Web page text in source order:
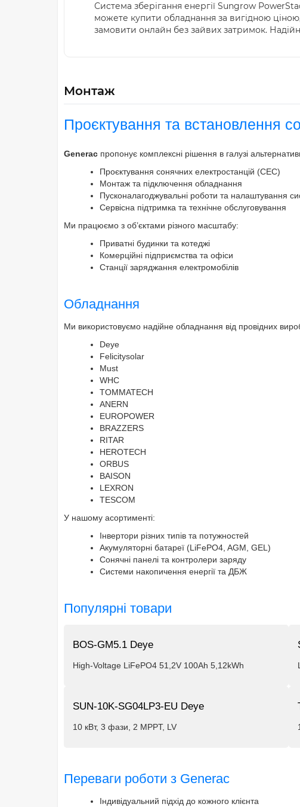
Система зберігання енергії Sungrow
можете купити обладнання за вигідною
замовити онлайн без зайвих затримок.
Монтаж
Проєктування та встановлення
Generac пропонує комплексні рішення в галузі
Проєктування сонячних електростанцій (СЕС)
Монтаж та підключення обладнання
Пусконалагоджувальні роботи та налаштування
Сервісна підтримка та технічне обслуговування
Ми працюємо з об’єктами різного масштабу:
Приватні будинки та котеджі
Комерційні підприємства та офіси
Станції заряджання електромобілів
Обладнання
Ми використовуємо надійне обладнання від провідних
Deye
Felicitysolar
Must
WHC
TOMMATECH
ANERN
EUROPOWER
BRAZZERS
RITAR
HEROTECH
ORBUS
BAISON
LEXRON
TESCOM
У нашому асортименті:
Інвертори різних типів та потужностей
Акумуляторні батареї (LiFePO4, AGM, GEL)
Сонячні панелі та контролери заряду
Системи накопичення енергії та ДБЖ
Популярні товари
BOS-GM5.1 Deye
High-Voltage LiFePO4 51,2V 100Ah 5,12kWh
SUN-10K-SG04LP3-EU Deye
10 кВт, 3 фази, 2 MPPT, LV
Переваги роботи з Generac
Індивідуальний підхід до кожного клієнта